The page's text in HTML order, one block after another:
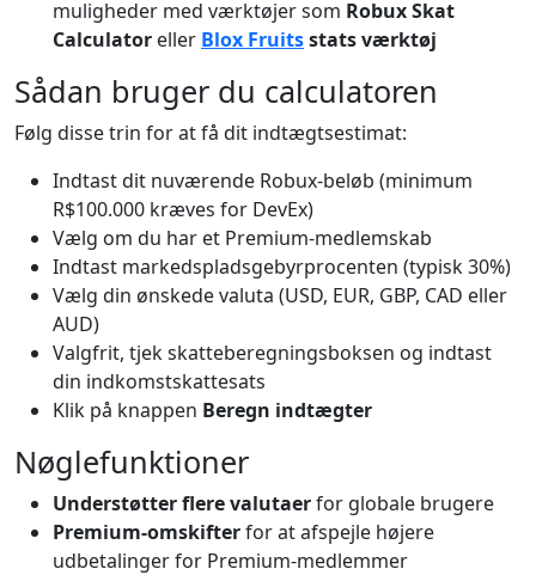
muligheder med værktøjer som Robux Skat
Calculator eller Blox Fruitsstats værktøj
Sådan bruger du calculatoren
Følg disse trin for at få dit indtægtsestimat:
Indtast dit nuværende Robux-beløb (minimum
R$100.000 kræves for DevEx)
Vælg om du har et Premium-medlemskab
Indtast markedspladsgebyrprocenten (typisk 30%)
Vælg din ønskede valuta (USD, EUR, GBP, CAD eller
AUD)
Valgfrit, tjek skatteberegningsboksen og indtast
din indkomstskattesats
Klik på knappen Beregn indtægter
Nøglefunktioner
Understøtter flere valutaerfor globale brugere
Premium-omskifterfor at afspejle højere
udbetalinger for Premium-medlemmer